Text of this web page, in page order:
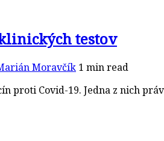
testov
Moravčík 1 min read
proti Covid-19. Jedna z nich